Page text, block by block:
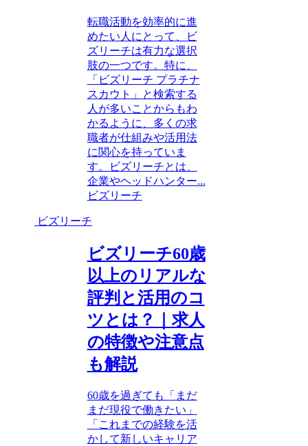
転職活動を効率的に進
めたい人にとって、ビ
ズリーチは有力な選択
肢の一つです。特に、
「ビズリーチ プラチナ
スカウト」と検索する
人が多いことからもわ
かるように、多くの求
職者が仕組みや活用法
に関心を持っていま
す。ビズリーチとは、
企業やヘッドハンター...
ビズリーチ
ビズリーチ
ビズリーチ60歳
以上のリアルな
評判と活用のコ
ツとは？｜求人
の特徴や注意点
も解説
60歳を過ぎても「まだ
まだ現役で働きたい」
「これまでの経験を活
かして新しいキャリア